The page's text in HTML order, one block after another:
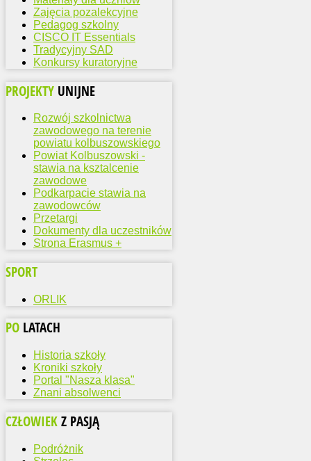
Zajęcia pozalekcyjne
Pedagog szkolny
CISCO IT Essentials
Tradycyjny SAD
Konkursy kuratoryjne
PROJEKTY UNIJNE
Rozwój szkolnictwa
zawodowego na terenie
powiatu kolbuszowskiego
Powiat Kolbuszowski -
stawia na ksztalcenie
zawodowe
Podkarpacie stawia na
zawodowców
Przetargi
Dokumenty dla uczestników
Strona Erasmus +
SPORT
ORLIK
PO LATACH
Historia szkoły
Kroniki szkoły
Portal "Nasza klasa"
Znani absolwenci
CZŁOWIEK Z PASJĄ
Podróżnik